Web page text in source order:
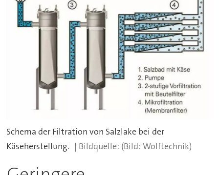
Schema der Filtration von Salzlake bei der
Käseherstellung.
(Bild: Wolftechnik)